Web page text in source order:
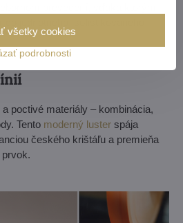
poctivé materiály – kombinácia,
Tento moderný luster spája
českého krištáľu a premieňa
podrobnosti
všetky cookies